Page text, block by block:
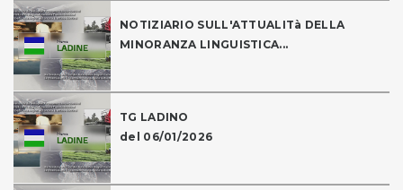
NOTIZIARIO SULL'ATTUALITà DELLA
MINORANZA LINGUISTICA...
TG LADINO
del 06/01/2026